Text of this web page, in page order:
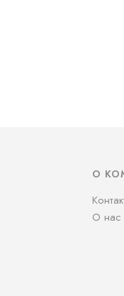
О
О нас